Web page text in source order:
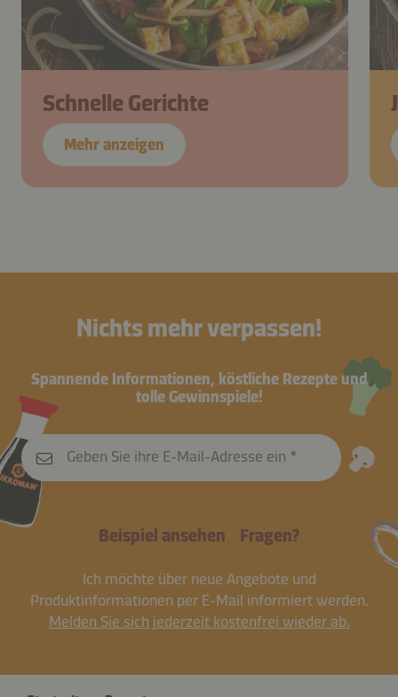
Schnelle Gerichte
Mehr anzeigen
Nichts mehr verpassen!
Spannende Informationen, köstliche Rezepte und
tolle Gewinnspiele!
Geben Sie ihre E-Mail-Adresse ein
Beispiel ansehen Fragen?
Ich möchte über neue Angebote und
Produktinformationen per E-Mail informiert werden.
Melden Sie sich jederzeit kostenfrei wieder ab.